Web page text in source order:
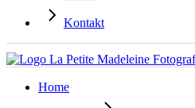
Kontakt
Home